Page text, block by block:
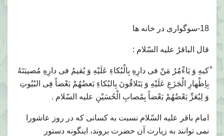
18-سوگوارى در خانه ها
قال الباقرُ عليه السّلام :
ْكيهِ وَ يَاءْمُرُ مَنْ فى دارِهِ بِالْبُكاءِ عَلَيْهِ وَ يُقيمُ فى دارِهِ مُصيبَتَهُ
بِاِظْهارِ الْجَزَعِ عَلَيْهِ وَ يَتَلاقُونَ بِالبُكاءِ بَعضُهُمْ بَعْضاً فِى البُيُوتِ
وَ لِيُعَزِّ بَعْضُهُمْ بَعْضاً بِمُصابِ الْحُسَيْنِ عليه السّلام .
امام باقر عليه السّلام نسبت به كسانى كه در روز عاشورا
نمى توانند به زيارت آن حضرت بروند، اينگونه دستور